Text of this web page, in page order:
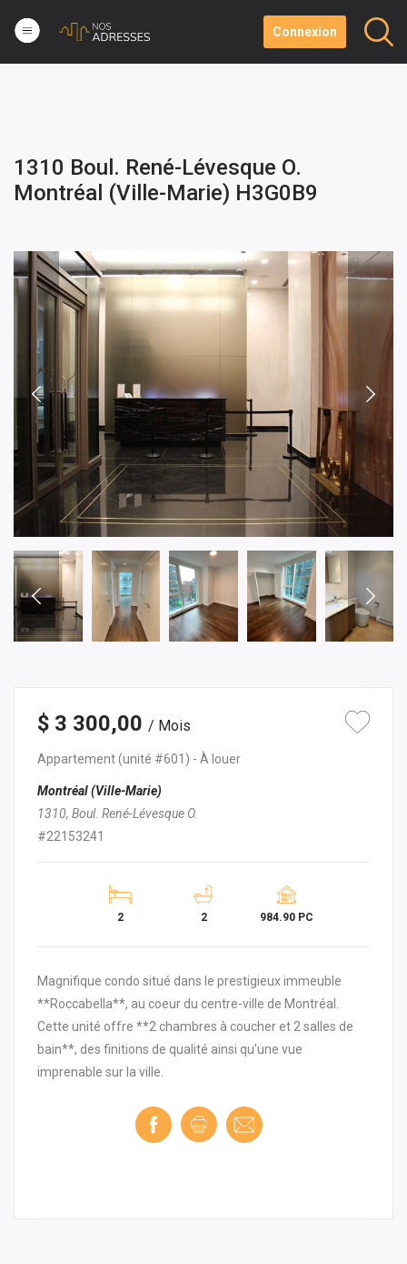
Connexion
1310 Boul. René-Lévesque O.
Montréal (Ville-Marie) H3G0B9
$ 3 300,00 / Mois
Appartement(unité #601) - À louer
Montréal (Ville-Marie)
1310, Boul. René-Lévesque O.
#22153241
2 2 984.90 PC
Magnifique condo situé dans le prestigieux immeuble
**Roccabella**, au coeur du centre-ville de Montréal.
Cette unité offre **2 chambres à coucher et 2 salles de
bain**, des finitions de qualité ainsi qu'une vue
imprenable sur la ville.